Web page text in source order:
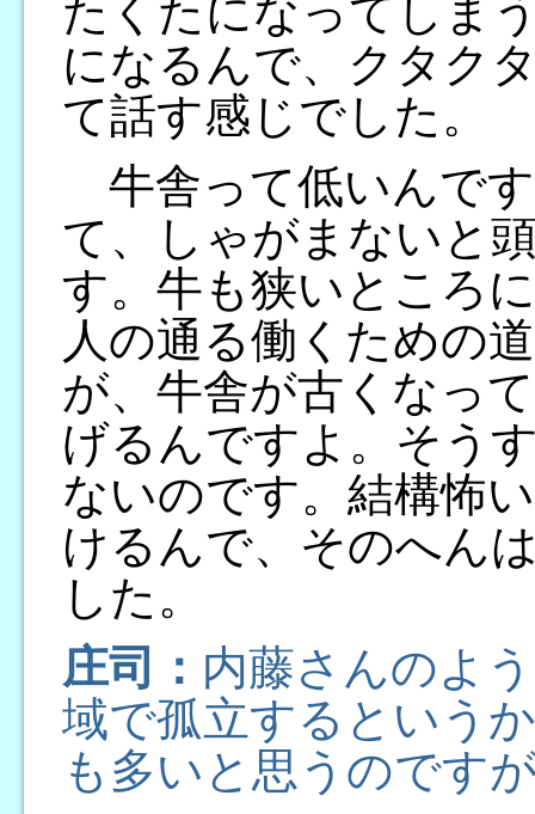
たくたになってしま
になるんで、クタク
て話す感じでした。
牛舎って低いんで
て、しゃがまないと
す。牛も狭いところ
人の通る働くための
が、牛舎が古くなっ
げるんですよ。そう
ないのです。結構怖
けるんで、そのへん
した。
庄司： 内藤さんのよ
域で孤立するという
も多いと思うのです